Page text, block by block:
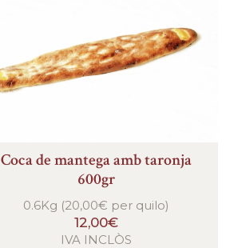
Coca de mantega amb taronja
600gr
0.6Kg (20,00€ per quilo)
12,00€
IVA INCLÒS